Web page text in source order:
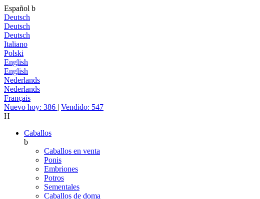
Español b
Deutsch
Deutsch
Deutsch
Italiano
Polski
English
English
Nederlands
Nederlands
Français
Nuevo hoy: 386 | Vendido: 547
H
Caballos
b
Caballos en venta
Ponis
Embriones
Potros
Sementales
Caballos de doma